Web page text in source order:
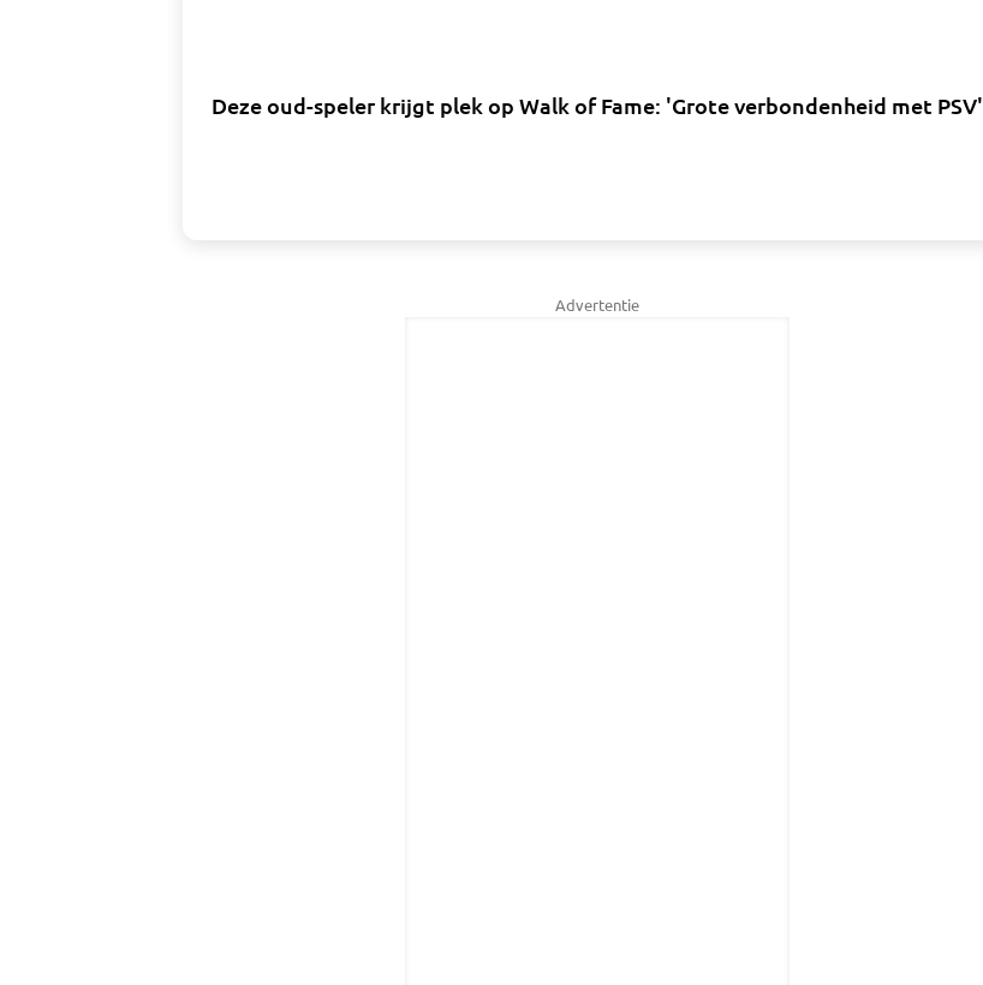
Deze oud-speler krijgt plek op Walk of Fame: 'Grote verbondenheid met PSV'
Advertentie